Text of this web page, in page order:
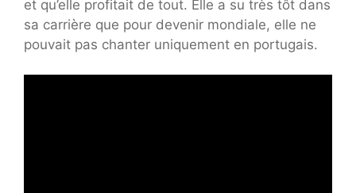
et qu’elle profitait de tout. Elle a su très tôt dans
sa carrière que pour devenir mondiale, elle ne
pouvait pas chanter uniquement en portugais.